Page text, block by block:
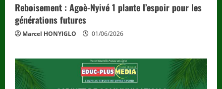
Reboisement : Agoè-Nyivé 1 plante l’espoir pour les
générations futures
Marcel HONYIGLO 01/06/2026